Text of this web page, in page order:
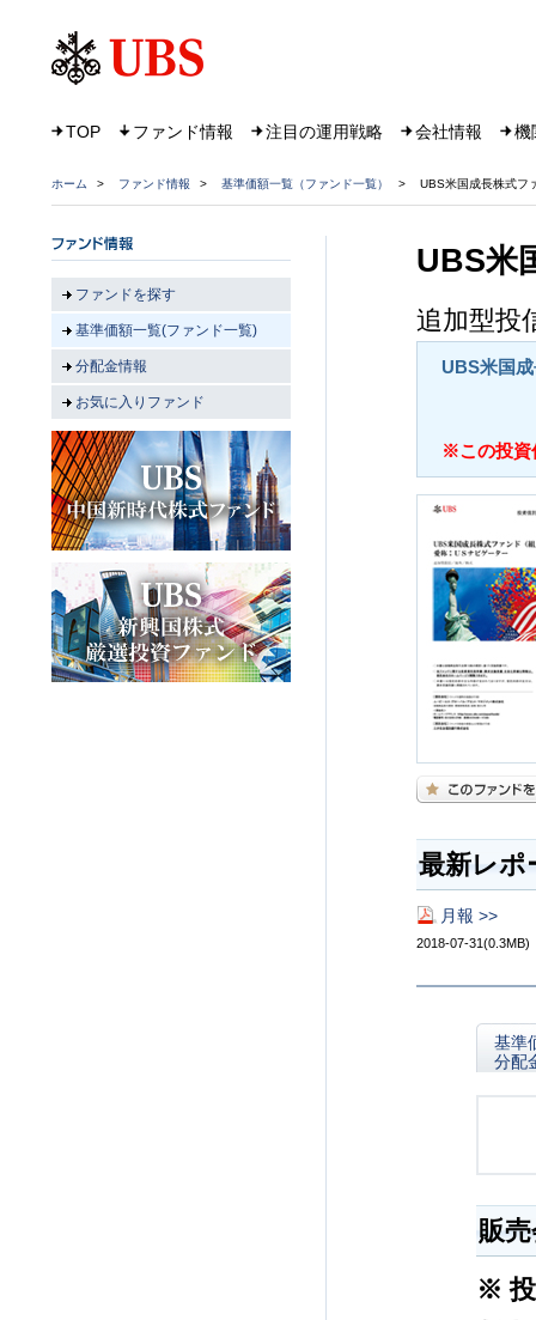
TOP ファンド情報 注目の運用戦略 会社情報 機
ホーム > ファンド情報 > 基準価額一覧（ファンド一覧） > UBS米国成長株式フ
UBS米
追加型投
UBS米国
※この投資
最新レポ
月報 >>
2018-07-31(0.3MB)
基準
分配
販
※ 投
ファンドを探す
基準価額一覧(ファンド一覧)
分配金情報
お気に入りファンド